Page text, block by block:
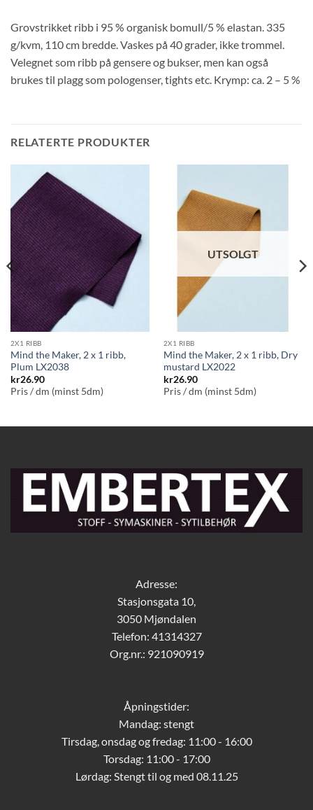
Grovstrikket ribb i 95 % organisk bomull/5 % elastan. 335
g/kvm, 110 cm bredde. Vaskes på 40 grader, ikke trommel.
Velegnet som ribb på gensere og bukser, men kan også
brukes til plagg som pologenser, tights etc. Krymp: ca. 2 – 5 %
RELATERTE PRODUKTER
2X1 RIBB
Mind the Maker, 2 x 1 ribb,
Plum LX2038
kr26.90
Pris / dm (minst 5dm)
UTSOLGT
2X1 RIBB
Mind the Maker, 2 x 1 ribb, Dry
mustard LX2022
kr26.90
Pris / dm (minst 5dm)
Adresse:
Stasjonsgata 10,
3050 Mjøndalen
Telefon: 41314327
Org.nr.: 921090919
Åpningstider:
Mandag: stengt
Tirsdag, onsdag og fredag: 11:00 - 16:00
Torsdag: 11:00 - 17:00
Lørdag: Stengt til og med 08.11.25